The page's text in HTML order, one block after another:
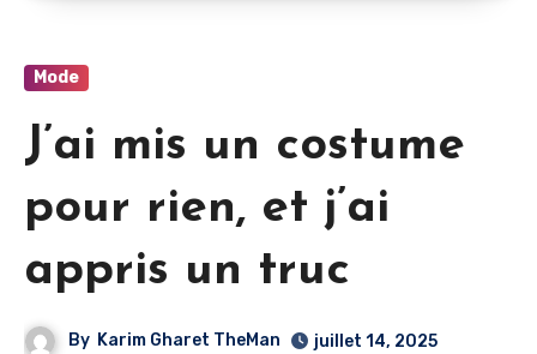
Mode
J’ai mis un costume
pour rien, et j’ai
appris un truc
By Karim Gharet TheMan
juillet 14, 2025